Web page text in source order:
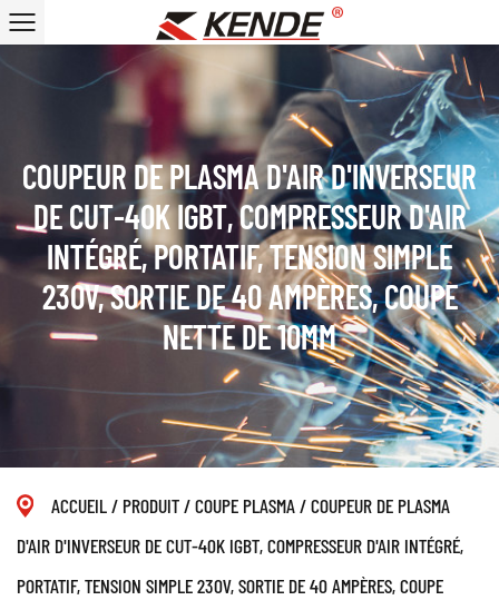
COUPEUR DE PLASMA D'AIR D'INVERSEUR
DE CUT-40K IGBT, COMPRESSEUR D'AIR
INTÉGRÉ, PORTATIF, TENSION SIMPLE
230V, SORTIE DE 40 AMPÈRES, COUPE
NETTE DE 10MM
ACCUEIL/ PRODUIT/COUPE PLASMA/COUPEUR DE PLASMA
D'AIR D'INVERSEUR DE CUT-40K IGBT, COMPRESSEUR D'AIR INTÉGRÉ,
PORTATIF, TENSION SIMPLE 230V, SORTIE DE 40 AMPÈRES, COUPE